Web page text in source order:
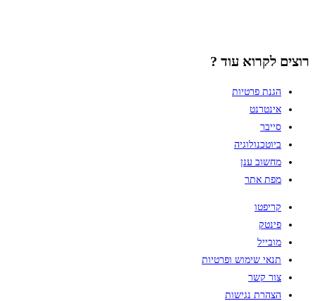
רוצים לקרוא עוד ?
הגנת פרטיות
אינטרנט
סייבר
ביוטכנולוגיה
מחשוב ענן
מפת אתר
קריפטו
פינטק
מובייל
תנאי שימוש ופרטיות
צור קשר
הצהרת נגישות